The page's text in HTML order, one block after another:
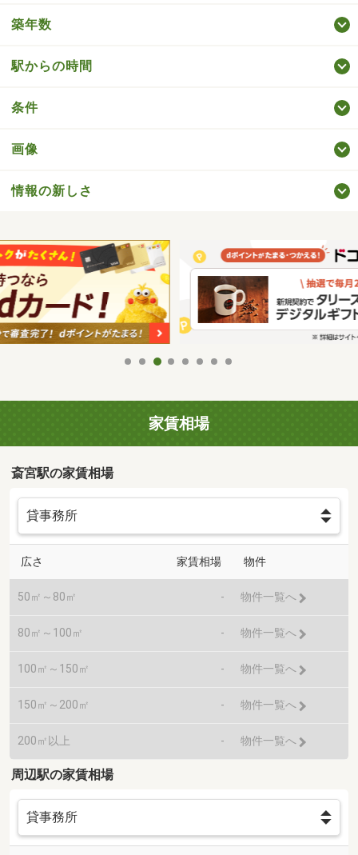
築年数
駅からの時間
条件
画像
情報の新しさ
家賃相場
斎宮駅の家賃相場
広さ 家賃相場 物件
50㎡～80㎡ - 物件一覧へ
80㎡～100㎡ - 物件一覧へ
100㎡～150㎡ - 物件一覧へ
150㎡～200㎡ - 物件一覧へ
200㎡以上 - 物件一覧へ
周辺駅の家賃相場